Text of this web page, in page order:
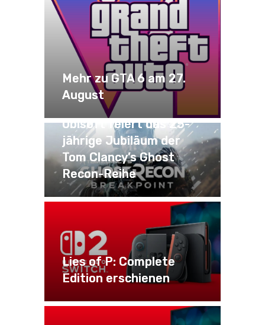
Mehr zu GTA 6 am 27.
August
Ubisoft feiert das 25-
jährige Jubiläum der
Tom Clancy’s Ghost
Recon-Reihe
Lies of P: Complete
Edition erschienen